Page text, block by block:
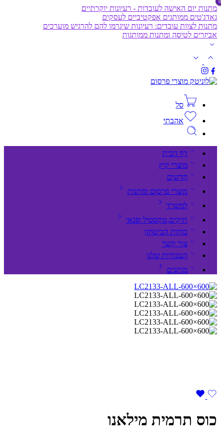
מתנות יום האישה לעובדות - רעיונות יוקרתיים
גאדג'טים ממותגים אפקטיביים לעסקים
מתנות לצוות עובדים: רעיונות שיגרמו להם להרגיש מוערכים
אביזרים לטיסה ומתנות ממותגות
סל
אהבתי
דף הבית
מוצרי קיץ
חדשים
מוצרי פרסום ומתנות
למשרד
תיקים,טקסטיל ופנאי
כוחות הביטחון
צור קשר
העבודות שלנו
מותגים
כוס תרמית מילאנו